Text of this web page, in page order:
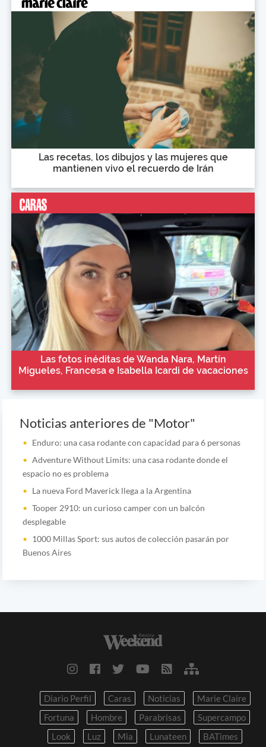
Las recetas, los dibujos y las mujeres que
mantienen vivo el recuerdo de Irán
Las fotos inéditas de Wanda Nara, Martín
Migueles, Francesa e Isabella Icardi de vacaciones
Noticias anteriores de "Motor"
Enduro: una casa rodante con capacidad para 6 personas
Adventure Without Limits: una casa rodante donde el
espacio no es problema
La nueva Ford Maverick llega a la Argentina
Tooper 2910: un curioso camper con un balcón
desplegable
1000 Millas Sport: sus autos de colección pasarán por
Buenos Aires
Diario Perfil Caras Noticias
Marie Claire
Fortuna
Hombre Parabrisas
Supercampo
Look
Luz Mia Lunateen BATimes